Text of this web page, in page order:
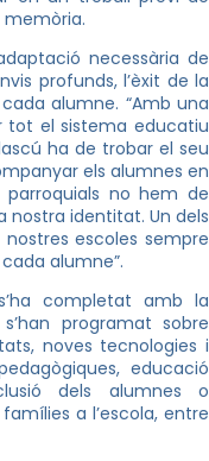
memòria.
necessària de
profunds, l’èxit de la
alumne. “Amb una
tot el sistema educatiu
ha de trobar el seu
els alumnes en
parroquials no hem de
nostra identitat. Un dels
escoles sempre
alumne”.
completat amb la
programat sobre
noves tecnologies i
educació
dels alumnes o
a l’escola, entre